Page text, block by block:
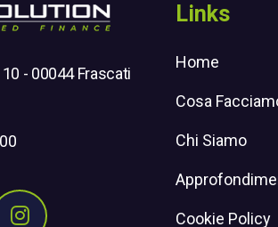
- 00044 Frascati
su Linkedin
Seguici su Instagram
Links
Home
Cosa
Chi Siamo
Cookie Policy